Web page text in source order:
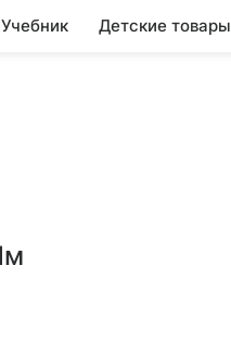
Учебник Детские товары